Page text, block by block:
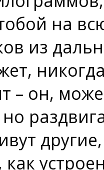
на
из
– он,